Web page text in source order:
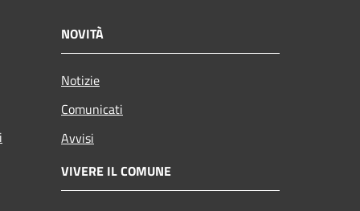
NOVITÀ
Notizie
Comunicati
Avvisi
VIVERE IL COMUNE